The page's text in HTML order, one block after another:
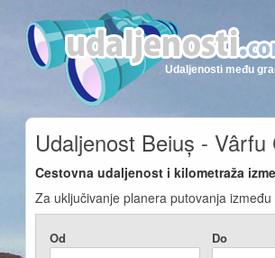
Udaljenosti među
Udaljenost Beiuș - Vârfu
Cestovna udaljenost i kilometraža
Za uključivanje planera putovanja
Od Do